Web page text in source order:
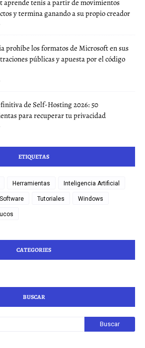
aprende tenis a partir de movimientos
y termina ganando a su propio creador
prohíbe los formatos de Microsoft en sus
públicas y apuesta por el código
de Self-Hosting 2026: 50
para recuperar tu privacidad
ETIQUETAS
Herramientas Inteligencia Artificial
Software Tutoriales Windows
CATEGORIES
BUSCAR